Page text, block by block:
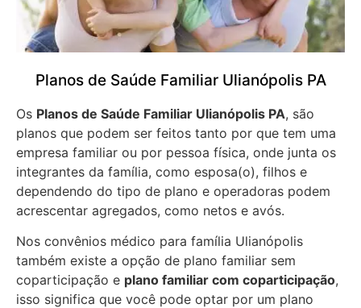
Planos de Saúde Familiar Ulianópolis PA
Os Planos de Saúde Familiar Ulianópolis PA, são
planos que podem ser feitos tanto por que tem uma
empresa familiar ou por pessoa física, onde junta os
integrantes da família, como esposa(o), filhos e
dependendo do tipo de plano e operadoras podem
acrescentar agregados, como netos e avós.
Nos convênios médico para família Ulianópolis
também existe a opção de plano familiar sem
coparticipação e plano familiar com coparticipação,
isso significa que você pode optar por um plano